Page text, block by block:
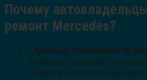
Почему
ремонт Mercedes?
Глубокое понимание
команда обладает
области восстановления